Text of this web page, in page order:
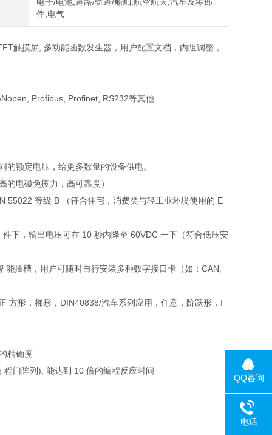
件,电气
触摸屏, 多功能函数发生器，用户配置文档，内阻调整，
Profibus, Profinet, RS232等其他
额定电压，给更多数量的设备供电。
电磁免疫力，高可靠度）
55022 等级 B （符合住宅，消费类与轻工业环境使用的 E
下，输出电压可在 10 秒内降至 60VDC 一下（符合低压安
插槽，用户可随时自行安装多种数字接口卡（如：CAN,
方形，梯形，DIN40838/汽车系列应用，任意，阶跃形，I
精确度
门阵列), 能达到 10 倍的编程反应时间
QQ咨询
电话